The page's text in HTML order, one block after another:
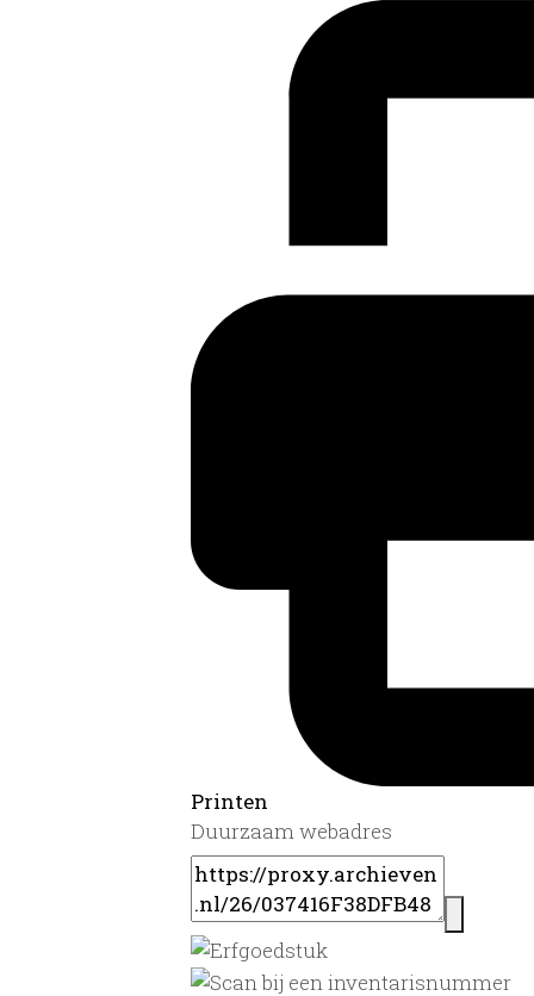
Printen
Duurzaam webadres